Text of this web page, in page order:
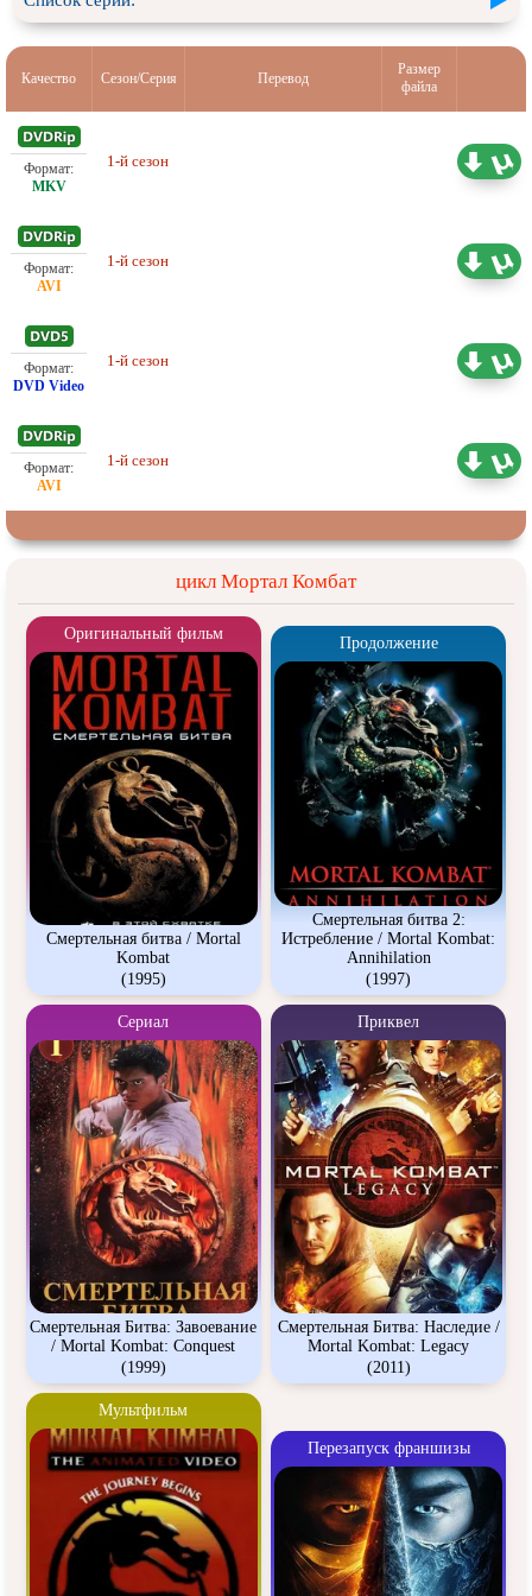
Качество Сезон/Серия Перевод
Размер
файла
1-й сезон
1-й сезон
1-й сезон
1-й сезон
цикл Мортал Комбат
Оригинальный фильм
Смертельная битва / Mortal
Kombat
(1995)
Продолжение
Смертельная битва 2:
Истребление / Mortal Kombat:
Annihilation
(1997)
Сериал
Смертельная Битва: Завоевание
/ Mortal Kombat: Conquest
(1999)
Приквел
Смертельная Битва: Наследие /
Mortal Kombat: Legacy
(2011)
Мультфильм
Перезапуск франшизы